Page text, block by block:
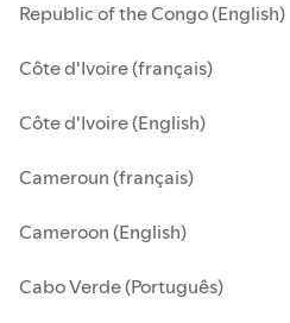
Republic of the Congo (English)
Côte d'Ivoire (français)
Côte d'Ivoire (English)
Cameroun (français)
Cameroon (English)
Cabo Verde (Português)